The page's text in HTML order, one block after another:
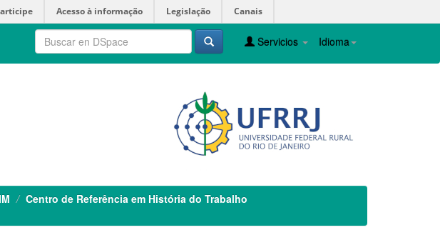
Acesso à informação Legislação Canais
Idioma
Servicios
Centro de Referência em História do Trabalho